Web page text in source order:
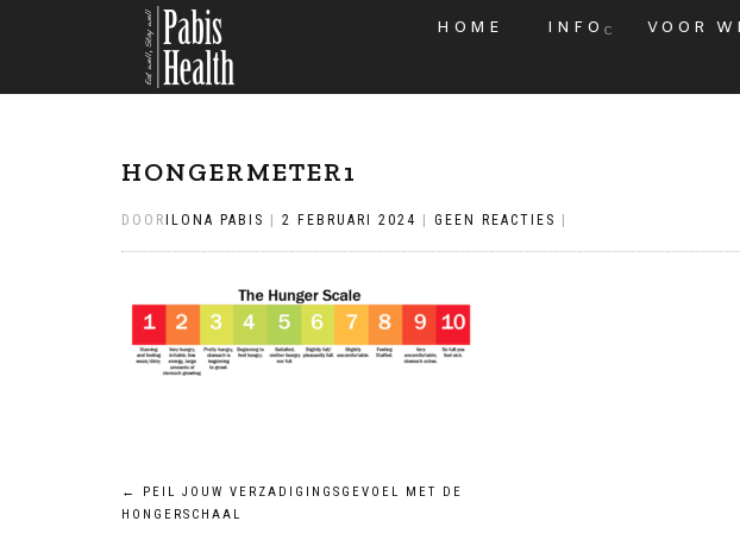
HOME INFO VOOR
HONGERMETER1
DOOR ILONA PABIS 2 FEBRUARI 2024 GEEN REACTIES
Bericht
←
PEIL JOUW VERZADIGINGSGEVOEL MET DE
HONGERSCHAAL